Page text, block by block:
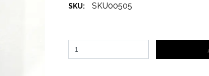
SKU: SKU00505